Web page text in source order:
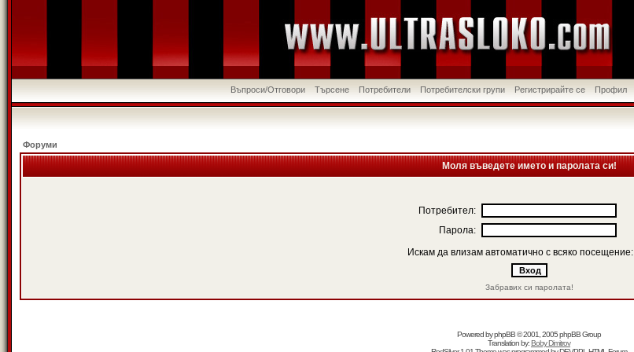
Въпроси/Отговори Търсене Потребители Потребителски групи Регистрирайте се Профил
Форуми
Моля въведете името и паролата си!
Потребител:
Парола:
Искам да влизам автоматично с всяко посещение:
Забравих си паролата!
Powered byphpBB© 2001, 2005 phpBB Group
Translation by:Boby Dimitrov